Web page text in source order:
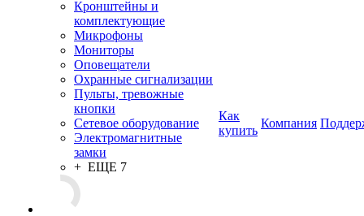
Кронштейны и
комплектующие
Микрофоны
Мониторы
Оповещатели
Охранные сигнализации
Пульты, тревожные
кнопки
Сетевое оборудование
Электромагнитные
замки
+ ЕЩЕ 7
Как
купить
Компания